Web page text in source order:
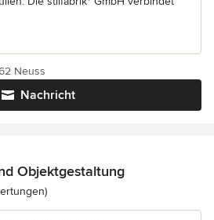
Nachricht
Neuss
Objektgestaltung
5 von 5 Sternen